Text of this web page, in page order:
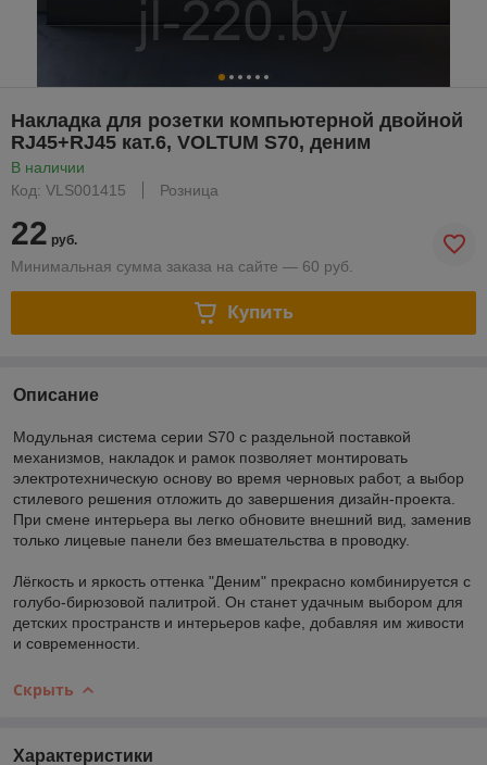
Накладка для розетки компьютерной двойной
RJ45+RJ45 кат.6, VOLTUM S70, деним
В наличии
Код: VLS001415
Розница
22 руб.
Минимальная сумма заказа на сайте — 60 руб.
Купить
Описание
Модульная система серии S70 с раздельной поставкой
механизмов, накладок и рамок позволяет монтировать
электротехническую основу во время черновых работ, а выбор
стилевого решения отложить до завершения дизайн-проекта.
При смене интерьера вы легко обновите внешний вид, заменив
только лицевые панели без вмешательства в проводку.
Лёгкость и яркость оттенка "Деним" прекрасно комбинируется с
голубо-бирюзовой палитрой. Он станет удачным выбором для
детских пространств и интерьеров кафе, добавляя им живости
и современности.
Скрыть
Характеристики